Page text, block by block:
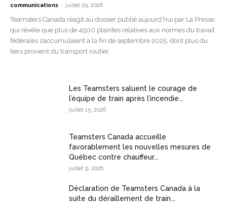
communications - juillet 29, 2026
Teamsters Canada réagit au dossier publié aujourd’hui par La Presse,
qui révèle que plus de 4500 plaintes relatives aux normes du travail
fédérales s’accumulaient à la fin de septembre 2025, dont plus du
tiers provient du transport routier.
Les Teamsters saluent le courage de
l’équipe de train après l’incendie...
juillet 15, 2026
Teamsters Canada accueille
favorablement les nouvelles mesures de
Québec contre chauffeur...
juillet 9, 2026
Déclaration de Teamsters Canada à la
suite du déraillement de train...